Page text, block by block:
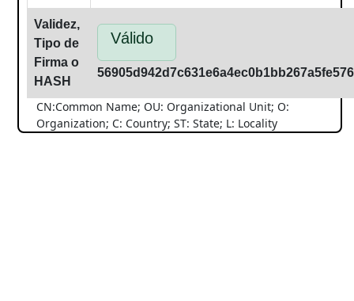
Validez,
Tipo de
Firma o
HASH
Válido
CN:Common Name; OU: Organizational Unit; O:
Organization; C: Country; ST: State; L: Locality